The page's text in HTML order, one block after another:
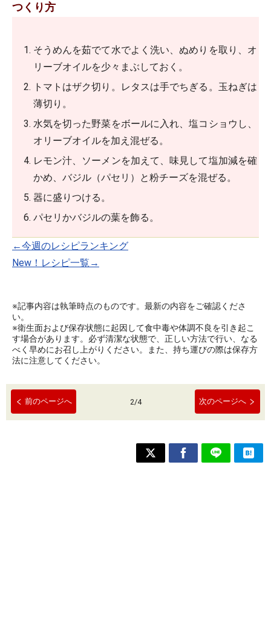
つくり方
そうめんを茹でて水でよく洗い、ぬめりを取り、オ
リーブオイルを少々まぶしておく。
トマトはザク切り。レタスは手でちぎる。玉ねぎは
薄切り。
水気を切った野菜をボールに入れ、塩コショウし、
オリーブオイルを加え混ぜる。
レモン汁、ソーメンを加えて、味見して塩加減を確
かめ、バジル（パセリ）と粉チーズを混ぜる。
器に盛りつける。
パセリかバジルの葉を飾る。
←今週のレシピランキング
New！レシピ一覧→
※記事内容は執筆時点のものです。最新の内容をご確認くださ
い。
※衛生面および保存状態に起因して食中毒や体調不良を引き起こ
す場合があります。必ず清潔な状態で、正しい方法で行い、なる
べく早めにお召し上がりください。また、持ち運びの際は保存方
法に注意してください。
前のページへ 2/4 次のページへ